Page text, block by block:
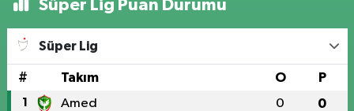
Süper Lig Puan Durumu
Süper Lig
# Takım O P
1 Amed 0 0